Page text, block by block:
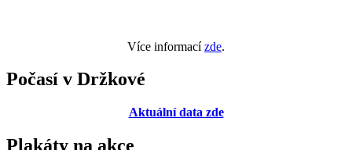
Více informacízde.
Počasí v Držkové
Aktuální data zde
Plakáty na akce